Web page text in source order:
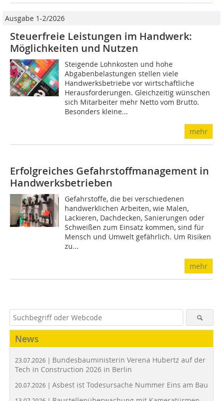
Ausgabe 1-2/2026
Steuerfreie Leistungen im Handwerk:
Möglichkeiten und Nutzen
Steigende Lohnkosten und hohe
Abgabenbelastungen stellen viele
Handwerksbetriebe vor wirtschaftliche
Herausforderungen. Gleichzeitig wünschen
sich Mitarbeiter mehr Netto vom Brutto.
Besonders kleine...
mehr
Erfolgreiches Gefahrstoffmanagement in
Handwerksbetrieben
Gefahrstoffe, die bei verschiedenen
handwerklichen Arbeiten, wie Malen,
Lackieren, Dachdecken, Sanierungen oder
Schweißen zum Einsatz kommen, sind für
Mensch und Umwelt gefährlich. Um Risiken
zu...
mehr
News
23.07.2026 | Bundesbauministerin Verena Hubertz auf der
Tech in Construction 2026 in Berlin
20.07.2026 | Asbest ist Todesursache Nummer Eins am Bau